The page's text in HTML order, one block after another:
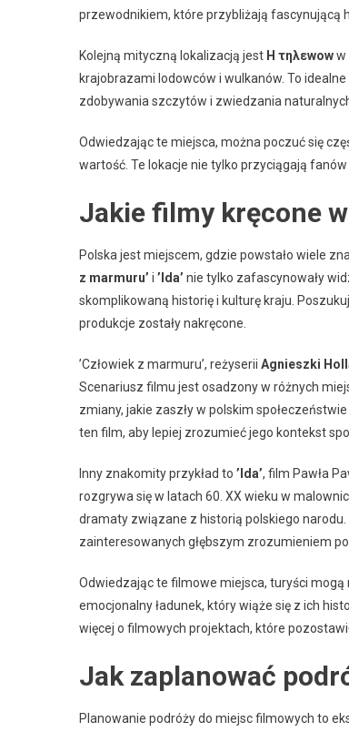
przewodnikiem, które przybliżają fascynującą
Kolejną mityczną lokalizacją jest H τηλεwoww
krajobrazami lodowców i wulkanów. To
zdobywania szczytów i zwiedzania
Odwiedzając te miejsca, można poczuć się
wartość. Te lokacje nie tylko przyciągają
Jakie filmy kręcone
Polska jest miejscem, gdzie powstało wiele
z marmuru’ i ’Ida’ nie tylko zafascynowały
skomplikowaną historię i kulturę kraju.
produkcje zostały nakręcone.
’Człowiek z marmuru’, reżyserii Agnieszki
Scenariusz filmu jest osadzony w różnych
zmiany, jakie zaszły w polskim
ten film, aby lepiej zrozumieć jego kontekst
Inny znakomity przykład to ’Ida’, film Pawła
rozgrywa się w latach 60. XX wieku w
dramaty związane z historią polskiego
zainteresowanych głębszym zrozumieniem
Odwiedzając te filmowe miejsca, turyści
emocjonalny ładunek, który wiąże się z ich
więcej o filmowych projektach, które
Jak zaplanować
Planowanie podróży do miejsc filmowych to